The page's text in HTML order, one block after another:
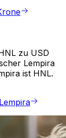
zu USD
Lempira
ist HNL.